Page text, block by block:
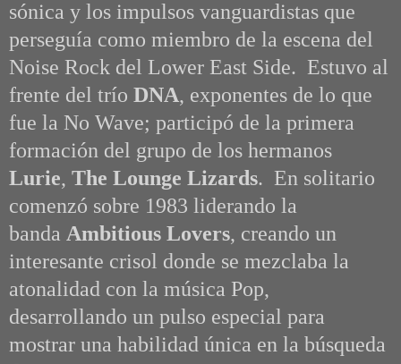
sónica y los impulsos vanguardistas que
perseguía como miembro de la escena del
Noise Rock del Lower East Side. Estuvo al
frente del trío DNA, exponentes de lo que
fue la No Wave; participó de la primera
formación del grupo de los hermanos
Lurie, The Lounge Lizards. En solitario
comenzó sobre 1983 liderando la
banda Ambitious Lovers, creando un
interesante crisol donde se mezclaba la
atonalidad con la música Pop,
desarrollando un pulso especial para
mostrar una habilidad única en la búsqueda